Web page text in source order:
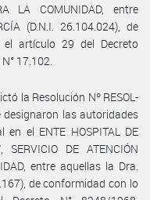
LA COMUNIDAD, entre
(D.N.I. 26.104.024), de
artículo 29 del Decreto
17.102.
la Resolución Nº RESOL-
designaron las autoridades
el ENTE HOSPITAL DE
SERVICIO DE ATENCIÓN
entre aquellas la Dra.
de conformidad con lo